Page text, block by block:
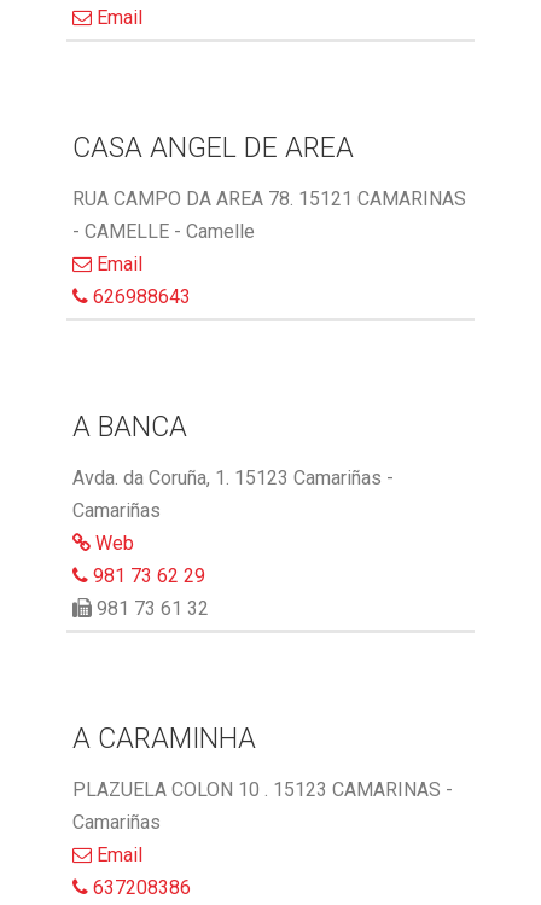
Email
CASA ANGEL DE AREA
RUA CAMPO DA AREA 78. 15121 CAMARINAS
- CAMELLE - Camelle
Email
626988643
A BANCA
Avda. da Coruña, 1. 15123 Camariñas -
Camariñas
Web
981 73 62 29
981 73 61 32
A CARAMINHA
PLAZUELA COLON 10 . 15123 CAMARINAS -
Camariñas
Email
637208386